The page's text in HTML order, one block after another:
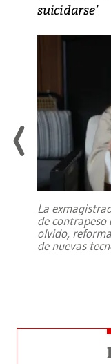
suicidarse’
La
de contrapeso
olvido,
de nuevas